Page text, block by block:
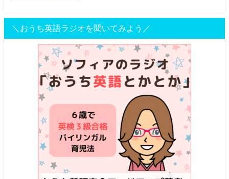
＼おうち英語ラジオを聞いてみよう／